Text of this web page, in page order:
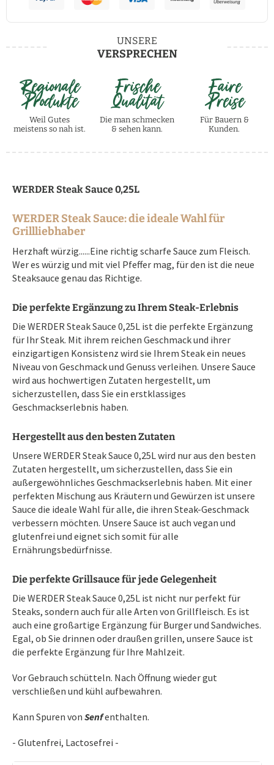
UNSERE
VERSPRECHEN
Regionale
Produkte
Weil Gutes
meistens so nah ist.
Frische
Qualität
Die man schmecken
& sehen kann.
Faire
Preise
Für Bauern &
Kunden.
WERDER Steak Sauce 0,25L
WERDER Steak Sauce: die ideale Wahl für
Grillliebhaber
Herzhaft würzig......Eine richtig scharfe Sauce zum Fleisch.
Wer es würzig und mit viel Pfeffer mag, für den ist die neue
Steaksauce genau das Richtige.
Die perfekte Ergänzung zu Ihrem Steak-Erlebnis
Die WERDER Steak Sauce 0,25L ist die perfekte Ergänzung
für Ihr Steak. Mit ihrem reichen Geschmack und ihrer
einzigartigen Konsistenz wird sie Ihrem Steak ein neues
Niveau von Geschmack und Genuss verleihen. Unsere Sauce
wird aus hochwertigen Zutaten hergestellt, um
sicherzustellen, dass Sie ein erstklassiges
Geschmackserlebnis haben.
Hergestellt aus den besten Zutaten
Unsere WERDER Steak Sauce 0,25L wird nur aus den besten
Zutaten hergestellt, um sicherzustellen, dass Sie ein
außergewöhnliches Geschmackserlebnis haben. Mit einer
perfekten Mischung aus Kräutern und Gewürzen ist unsere
Sauce die ideale Wahl für alle, die ihren Steak-Geschmack
verbessern möchten. Unsere Sauce ist auch vegan und
glutenfrei und eignet sich somit für alle
Ernährungsbedürfnisse.
Die perfekte Grillsauce für jede Gelegenheit
Die WERDER Steak Sauce 0,25L ist nicht nur perfekt für
Steaks, sondern auch für alle Arten von Grillfleisch. Es ist
auch eine großartige Ergänzung für Burger und Sandwiches.
Egal, ob Sie drinnen oder draußen grillen, unsere Sauce ist
die perfekte Ergänzung für Ihre Mahlzeit.
Vor Gebrauch schütteln. Nach Öffnung wieder gut
verschließen und kühl aufbewahren.
Kann Spuren von Senfenthalten.
- Glutenfrei, Lactosefrei -